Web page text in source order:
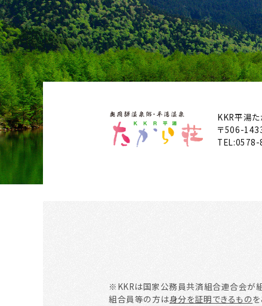
KKR平湯た
〒506-
TEL:0578-
※KKRは国家公務員共済組合連合会が
組合員等の方は身分を証明できるもの